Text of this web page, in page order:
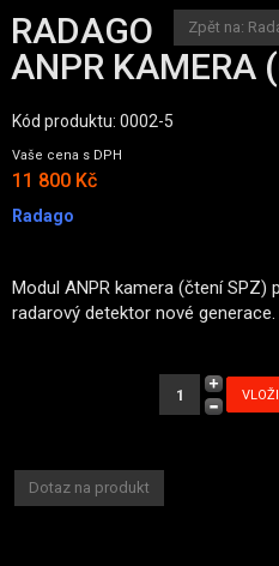
Zpět na:
RADAGO
ANPR KAMERA
Kód produktu: 0002-5
Vaše cena s DPH
11 800 Kč
Radago
Modul ANPR kamera (čtení SPZ)
radarový detektor nové generace.
Dotaz na produkt